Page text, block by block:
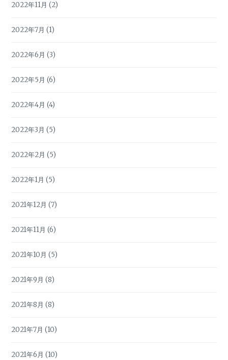
2022年11月 (2)
2022年7月 (1)
2022年6月 (3)
2022年5月 (6)
2022年4月 (4)
2022年3月 (5)
2022年2月 (5)
2022年1月 (5)
2021年12月 (7)
2021年11月 (6)
2021年10月 (5)
2021年9月 (8)
2021年8月 (8)
2021年7月 (10)
2021年6月 (10)